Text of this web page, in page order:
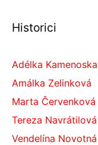
Historici
Adélka Kamenoska
Amálka Zelinková
Marta Červenková
Tereza Navrátilová
Vendelína Novotná